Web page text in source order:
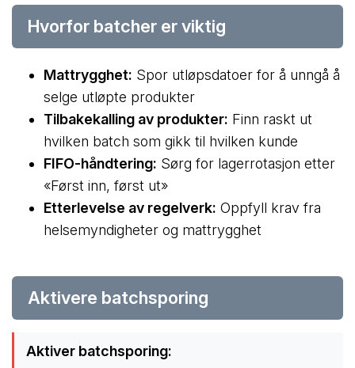
Hvorfor batcher er viktig
Mattrygghet: Spor utløpsdatoer for å unngå å
selge utløpte produkter
Tilbakekalling av produkter: Finn raskt ut
hvilken batch som gikk til hvilken kunde
FIFO-håndtering: Sørg for lagerrotasjon etter
«Først inn, først ut»
Etterlevelse av regelverk: Oppfyll krav fra
helsemyndigheter og mattrygghet
Aktivere batchsporing
Aktiver batchsporing: